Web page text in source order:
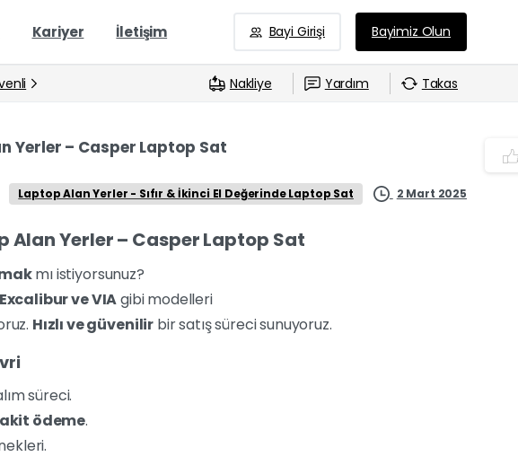
Kariyer İletişim Bayi Girişi Bayimiz Olun
Nakliye Yardım Takas
Yerler – Casper Laptop Sat
Laptop Alan Yerler - Sıfır & İkinci El Değerinde Laptop Sat 2 Mart 2025
Yerler – Casper Laptop Sat
mı istiyorsunuz?
ve VIAgibi modelleri
Hızlı ve güvenilir bir satış süreci sunuyoruz.
süreci.
ödeme.